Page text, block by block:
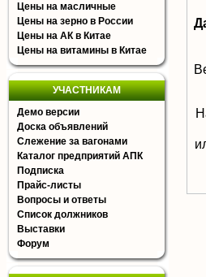
Цены на масличные
Цены на зерно в России
Цены на АК в Китае
Цены на витамины в Китае
УЧАСТНИКАМ
Демо версии
Доска объявлений
Слежение за вагонами
Каталог предприятий АПК
Подписка
Прайс-листы
Вопросы и ответы
Список должников
Выставки
Форум